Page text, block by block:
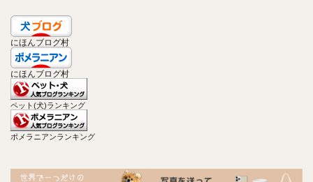
にほんブログ村
にほんブログ村
ペット(犬)ランキング
ポメラニアンランキング